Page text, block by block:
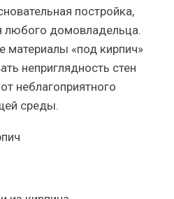
постройка,
любого домовладельца.
материалы «под кирпич»
неприглядность стен
неблагоприятного
среды.